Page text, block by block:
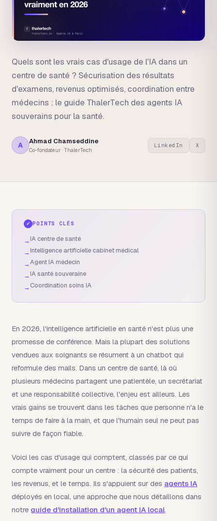
Quels sont les vrais cas d'usage de l'IA dans un
centre de santé ? Sécurisation des résultats
d'examens, revenus optimisés, coordination entre
médecins : le guide ThalerTech des agents IA
souverains pour la santé.
A Ahmad Chamseddine
Co-fondateur · ThalerTech
LinkedIn X
✓ POINTS CLÉS
→IA centre de santé
→Intelligence artificielle cabinet médical
→Agent IA médecin
→IA santé souveraine
→Coordination soins IA
En 2026, l'intelligence artificielle en santé n'est plus une
promesse de conférence. Mais la plupart des solutions
vendues aux soignants se résument à un chatbot qui
reformule des mails. Dans un centre de santé, là où
plusieurs médecins partagent une patientèle, un secrétariat
et une responsabilité collective, l'enjeu est ailleurs. Les
vrais gains se trouvent dans les tâches que personne n'a le
temps de faire à la main, et que l'humain seul ne peut pas
suivre de façon fiable.
Voici les cas d'usage qui comptent, classés par ce qui
compte vraiment pour un centre : la sécurité des patients,
les revenus, et le temps. Ils s'appuient sur des agents IA
déployés en local, une approche que nous détaillons dans
notre guide d'installation d'un agent IA local.